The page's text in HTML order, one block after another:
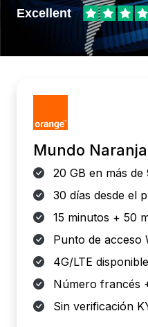
Mundo Naranja
20 GB en más de
30 días desde el
15 minutos + 50
Punto de acceso
4G/LTE disponible
Número francés
Sin verificación